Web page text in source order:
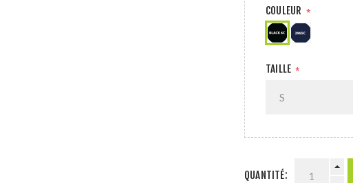
COULEUR *
TAILLE *
QUANTITÉ: